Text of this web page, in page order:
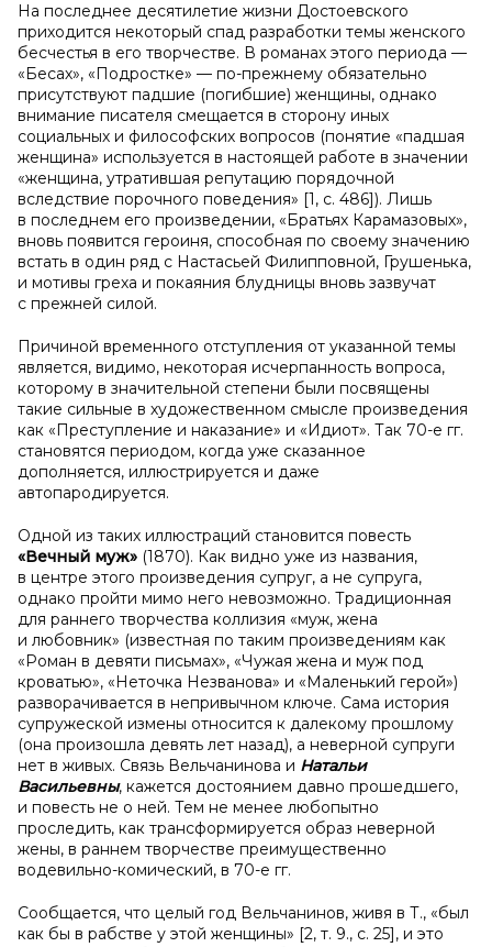
На последнее десятилетие жизни Достоевского
приходится некоторый спад разработки темы женского
бесчестья в его творчестве. В романах этого периода —
«Бесах», «Подростке» — по-прежнему обязательно
присутствуют падшие (погибшие) женщины, однако
внимание писателя смещается в сторону иных
социальных и философских вопросов (понятие «падшая
женщина» используется в настоящей работе в значении
«женщина, утратившая репутацию порядочной
вследствие порочного поведения» [1, с. 486]). Лишь
в последнем его произведении, «Братьях Карамазовых»,
вновь появится героиня, способная по своему значению
встать в один ряд с Настасьей Филипповной, Грушенька,
и мотивы греха и покаяния блудницы вновь зазвучат
с прежней силой.
Причиной временного отступления от указанной темы
является, видимо, некоторая исчерпанность вопроса,
которому в значительной степени были посвящены
такие сильные в художественном смысле произведения
как «Преступление и наказание» и «Идиот». Так 70-е гг.
становятся периодом, когда уже сказанное
дополняется, иллюстрируется и даже
автопародируется.
Одной из таких иллюстраций становится повесть
«Вечный муж» (1870). Как видно уже из названия,
в центре этого произведения супруг, а не супруга,
однако пройти мимо него невозможно. Традиционная
для раннего творчества коллизия «муж, жена
и любовник» (известная по таким произведениям как
«Роман в девяти письмах», «Чужая жена и муж под
кроватью», «Неточка Незванова» и «Маленький герой»)
разворачивается в непривычном ключе. Сама история
супружеской измены относится к далекому прошлому
(она произошла девять лет назад), а неверной супруги
нет в живых. Связь Вельчанинова и Натальи
Васильевны, кажется достоянием давно прошедшего,
и повесть не о ней. Тем не менее любопытно
проследить, как трансформируется образ неверной
жены, в раннем творчестве преимущественно
водевильно-комический, в 70-е гг.
Сообщается, что целый год Вельчанинов, живя в Т., «был
как бы в рабстве у этой женщины» [2, т. 9., с. 25], и это